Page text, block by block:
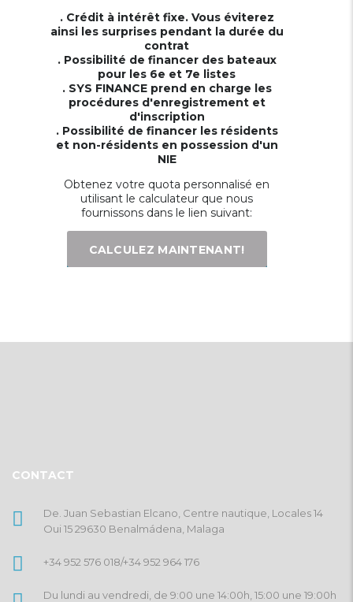
. Crédit à intérêt fixe. Vous éviterez
ainsi les surprises pendant la durée du
contrat
. Possibilité de financer des bateaux
pour les 6e et 7e listes
. SYS FINANCE prend en charge les
procédures d'enregistrement et
d'inscription
. Possibilité de financer les résidents
et non-résidents en possession d'un
NIE
Obtenez votre quota personnalisé en
utilisant le calculateur que nous
fournissons dans le lien suivant:
CALCULEZ MAINTENANT!
CONTACT
De. Juan Sebastian Elcano, Centre nautique, Locales 14
Oui 15 29630 Benalmádena, Malaga
+34 952 576 018/+34 952 964 176
Du lundi au vendredi, de 9:00 une 14:00h, 15:00 une 19:00h